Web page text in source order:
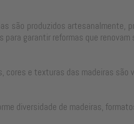
são produzidos artesanalmente,
para garantir reformas que
cores e texturas das madeiras
diversidade de madeiras,